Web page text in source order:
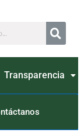
Transparencia